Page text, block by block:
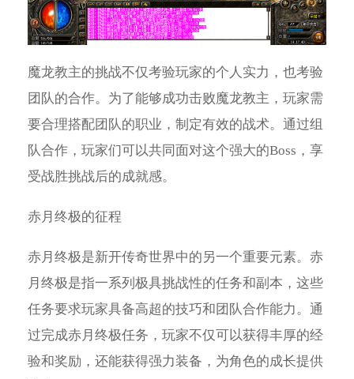
魔龙教主的挑战不仅考验玩家的个人实力，也考验
团队的合作。为了能够成功击败魔龙教主，玩家需
要合理搭配团队的职业，制定有效的战术。通过组
队合作，玩家们可以共同面对这个强大的Boss，享
受战胜挑战后的成就感。
赤月终极的征程
赤月终极是新开传奇世界中的另一个重要元素。赤
月终极是指一系列极具挑战性的任务和副本，这些
任务要求玩家具备高超的技巧和团队合作能力。通
过完成赤月终极任务，玩家不仅可以获得丰厚的经
验和奖励，还能获得强力装备，为角色的成长提供